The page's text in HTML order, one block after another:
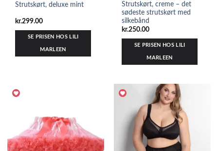
Strutskørt, deluxe mint
kr.299.00
SE PRISEN HOS LILI
MARLEEN
Strutskørt, creme – det
sødeste strutskørt med
silkebånd
kr.250.00
SE PRISEN HOS LILI
MARLEEN